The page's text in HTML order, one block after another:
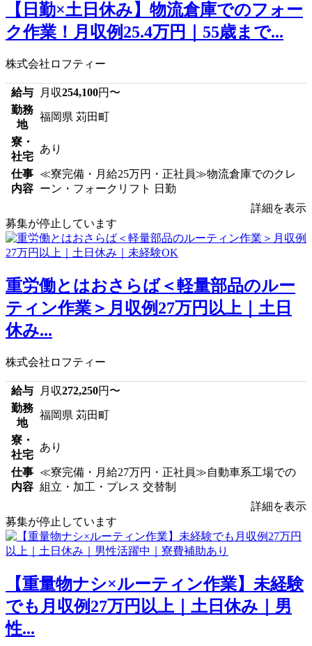
【日勤×土日休み】物流倉庫でのフォー
ク作業！月収例25.4万円｜55歳まで...
株式会社ロフティー
給与 月収254,100円〜
勤務
地
福岡県 苅田町
寮・
社宅
あり
仕事
内容
≪寮完備・月給25万円・正社員≫物流倉庫でのクレ
ーン・フォークリフト 日勤
詳細を表示
募集が停止しています
重労働とはおさらば＜軽量部品のルー
ティン作業＞月収例27万円以上｜土日
休み...
株式会社ロフティー
給与 月収272,250円〜
勤務
地
福岡県 苅田町
寮・
社宅
あり
仕事
内容
≪寮完備・月給27万円・正社員≫自動車系工場での
組立・加工・プレス 交替制
詳細を表示
募集が停止しています
【重量物ナシ×ルーティン作業】未経験
でも月収例27万円以上｜土日休み｜男
性...